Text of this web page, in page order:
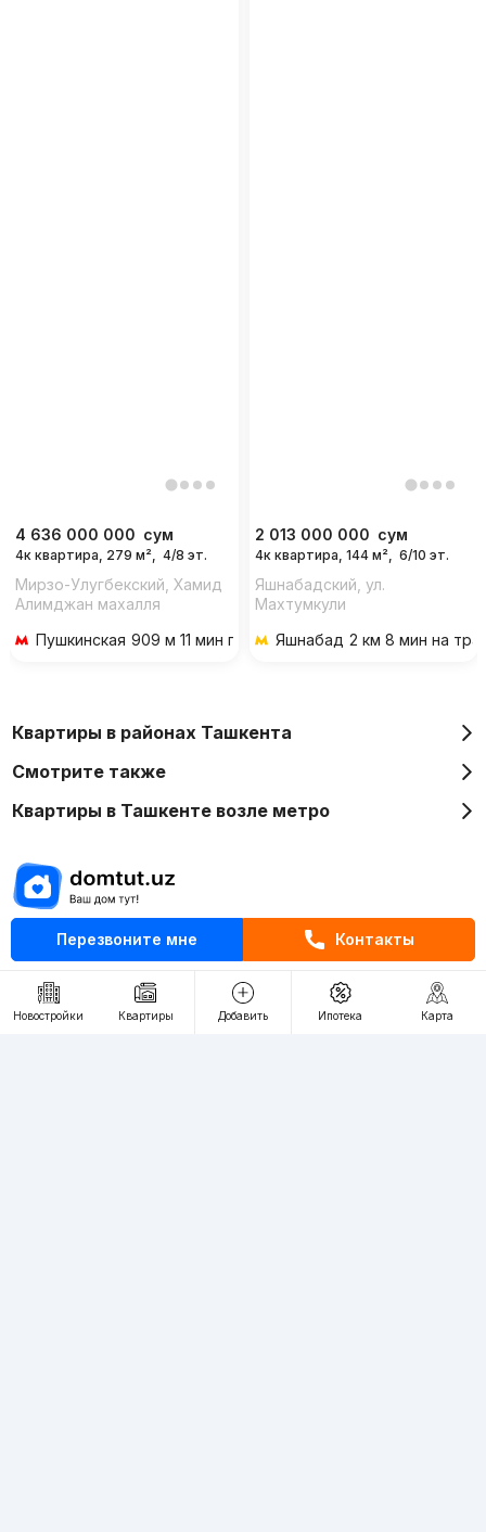
Перезвоните мне Контакты
4 636 000 000 сум
4к квартира, 279 м², 4/8 эт.
Мирзо-Улугбекский, Хамид
Алимджан махалля
Пушкинская 909 м 11 мин пешком
2 013 000 000 сум
4к квартира, 144 м², 6/10 эт.
Яшнабадский, ул.
Махтумкули
Яшнабад 2 км 8 мин на
Новостройки Квартиры Добавить Ипотека Карта
Квартиры в районах Ташкента
Смотрите также
Квартиры в Ташкенте возле метро
Отдел рекламы
+998 (93) 390-30-10